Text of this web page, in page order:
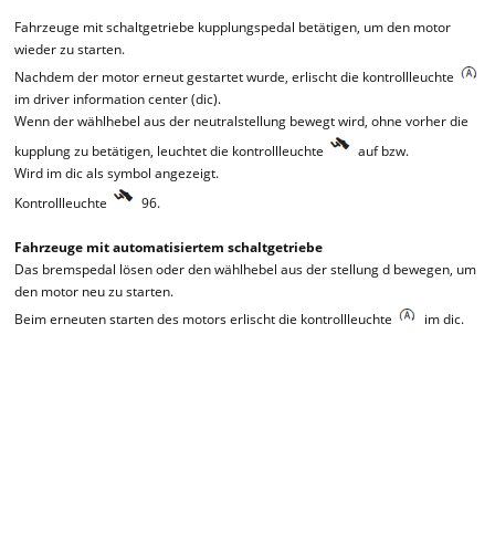
Fahrzeuge mit schaltgetriebe kupplungspedal betätigen, um den motor
wieder zu starten.
Nachdem der motor erneut gestartet wurde, erlischt die kontrollleuchte
im driver information center (dic).
Wenn der wählhebel aus der neutralstellung bewegt wird, ohne vorher die
kupplung zu betätigen, leuchtet die kontrollleuchte
auf bzw.
Wird im dic als symbol angezeigt.
Kontrollleuchte
96.
Fahrzeuge mit automatisiertem schaltgetriebe
Das bremspedal lösen oder den wählhebel aus der stellung d bewegen, um
den motor neu zu starten.
Beim erneuten starten des motors erlischt die kontrollleuchte
im dic.